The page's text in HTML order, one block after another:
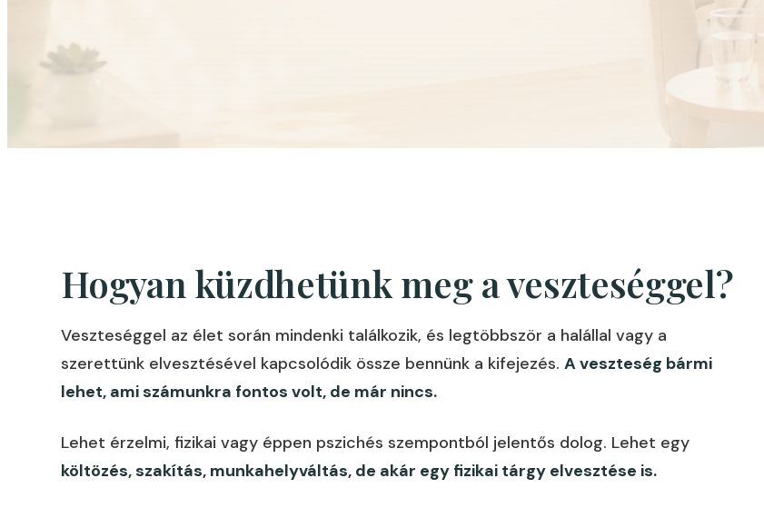
Hogyan küzdhetünk meg a veszteséggel?
Veszteséggel az élet során mindenki találkozik, és legtöbbször a halállal vagy a
szerettünk elvesztésével kapcsolódik össze bennünk a kifejezés. A veszteség bármi
lehet, ami számunkra fontos volt, de már nincs.
Lehet érzelmi, fizikai vagy éppen pszichés szempontból jelentős dolog. Lehet egy
költözés, szakítás, munkahelyváltás, de akár egy fizikai tárgy elvesztése is.